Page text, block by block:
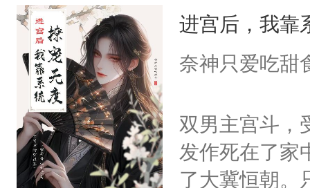
成为所有白莲
I，他们决定
莲花可不止有
点脑袋，看着
常见问题一：
进宫后，我靠
奈神只爱吃甜
双男主宫斗，
发作死在了家
了大冀恒朝。